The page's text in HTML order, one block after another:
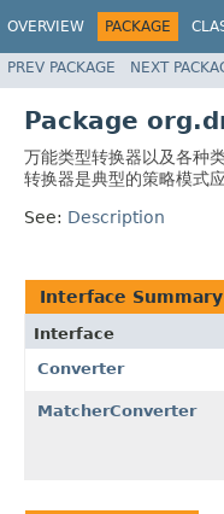
OVERVIEW PACKAGE
PREV PACKAGE NEXT
Package
万能类型转换器以及各种
转换器是典型的策略模式
See: Description
Interface Summary
Interface
Converter
MatcherConverter